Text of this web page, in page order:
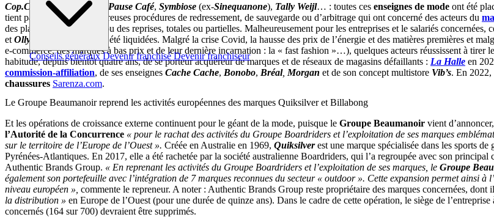
Conseils généraux Devenir franchisé Devenir franchiseur
Cop.Copine,Gap France, Pause Café, Symbiose (ex-Sinequanone), Tally Weijl… : toutes ces enseignes de mode ont été
tient pas compte des nombreuses procédures de redressement, de sauvegarde ou d’arbitrage qui ont concerné des acteurs du
des plans de continuation ou des reprises, totales ou partielles. Malheureusement pour les entreprises et le salariés
et Olly Gan
ont à leur tour été liquidées. Malgré la crise Covid, la hausse des prix de l’énergie et des matières premières et
e-commerce, des marques à bas prix et de leur dernière incarnation : la « fast fashion »…), quelques acteurs réussissent à tirer
habitude, depuis bientôt quatre ans, de se porteur acquéreur de marques et de réseaux de magasins défaillants : La Halle en
commission-affiliation, de ses enseignes Cache Cache, Bonobo, Bréal, Morgan et de son concept multistore Vib’s. En 2022,
chaussures Sarenza.com.
Le Groupe Beaumanoir reprend les activités européennes des marques Quiksilver et Billabong
Et les opérations de croissance externe continuent pour le géant de la mode, puisque le Groupe Beaumanoir vient
l’Autorité de la Concurrence « pour le rachat des activités du Groupe Boardriders et l’exploitation de ses marques
sur le territoire de l’Europe de l’Ouest ». Créée en Australie en 1969, Quiksilverest une marque spécialisée dans les sports de
Pyrénées-Atlantiques. En 2017, elle a été rachetée par la société australienne Boardriders, qui l’a regroupée avec son principal
Authentic Brands Group. « En reprenant les activités du Groupe Boardriders et l’exploitation de ses marques, le Groupe
également son portefeuille avec l’intégration de 7 marques reconnues du secteur « outdoor ». Cette expansion permet ainsi
niveau européen », commente le repreneur. A noter : Authentic Brands Group reste propriétaire des marques concernées, dont
la distribution » en Europe de l’Ouest (pour une durée de quinze ans). Dans le cadre de cette opération, le siège de
concernés (164 sur 700) devraient être supprimés.